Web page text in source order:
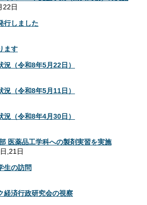
22日
行しました
ます
（令和8年5月22日）
（令和8年5月11日）
（令和8年4月30日）
医薬品工学科への製剤実習を実施
,21日
生の訪問
経済行政研究会の視察